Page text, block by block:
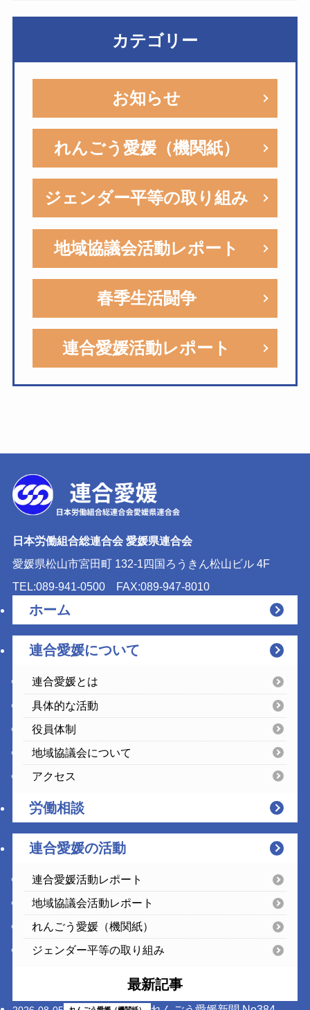
カテゴリー
お知らせ
れんごう愛媛（機関紙）
ジェンダー平等の取り組み
地域協議会活動レポート
春季生活闘争
連合愛媛活動レポート
日本労働組合総連合会 愛媛県連合会
愛媛県松山市宮田町 132-1四国ろうきん松山ビル 4F
TEL:089-941-0500 FAX:089-947-8010
ホーム
連合愛媛について
連合愛媛とは
具体的な活動
役員体制
地域協議会について
アクセス
労働相談
連合愛媛の活動
連合愛媛活動レポート
地域協議会活動レポート
れんごう愛媛（機関紙）
ジェンダー平等の取り組み
最新記事